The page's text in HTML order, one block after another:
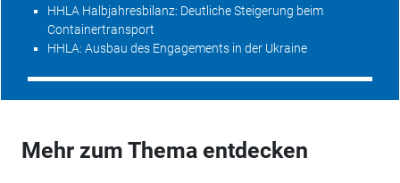
HHLA Halbjahresbilanz: Deutliche Steigerung beim
Containertransport
HHLA: Ausbau des Engagements in der Ukraine
Mehr zum Thema entdecken